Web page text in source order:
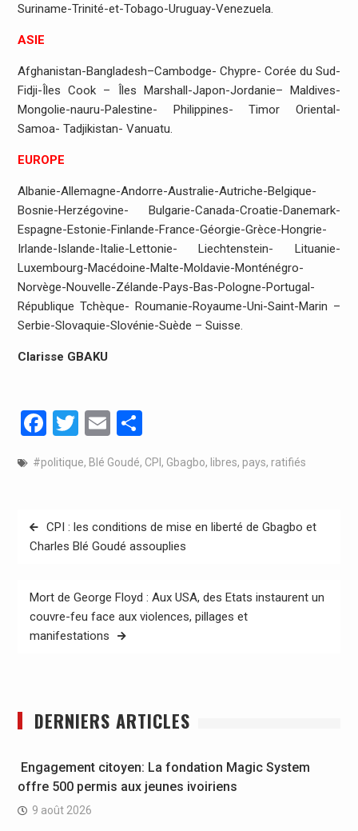
Suriname-Trinité-et-Tobago-Uruguay-Venezuela.
ASIE
Afghanistan-Bangladesh–Cambodge- Chypre- Corée du Sud-
Fidji-Îles Cook – Îles Marshall-Japon-Jordanie– Maldives-
Mongolie-nauru-Palestine- Philippines- Timor Oriental-
Samoa- Tadjikistan- Vanuatu.
EUROPE
Albanie-Allemagne-Andorre-Australie-Autriche-Belgique-
Bosnie-Herzégovine- Bulgarie-Canada-Croatie-Danemark-
Espagne-Estonie-Finlande-France-Géorgie-Grèce-Hongrie-
Irlande-Islande-Italie-Lettonie- Liechtenstein- Lituanie-
Luxembourg-Macédoine-Malte-Moldavie-Monténégro-
Norvège-Nouvelle-Zélande-Pays-Bas-Pologne-Portugal-
République Tchèque- Roumanie-Royaume-Uni-Saint-Marin –
Serbie-Slovaquie-Slovénie-Suède – Suisse.
Clarisse GBAKU
Facebook
Twitter
EmailPartager
#politique, Blé Goudé, CPI , Gbagbo, libres, pays, ratifiés
Navigation
de
CPI : les conditions de mise en liberté de Gbagbo et
Charles Blé Goudé assouplies
Mort de George Floyd : Aux USA, des Etats instaurent un
couvre-feu face aux violences, pillages et
manifestations
DERNIERS ARTICLES
Engagement citoyen: La fondation Magic System
offre 500 permis aux jeunes ivoiriens
9 août 2026